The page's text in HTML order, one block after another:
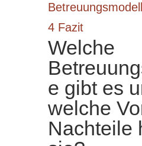
4 Fazit
Welche
e gibt es
welche
Nachteile